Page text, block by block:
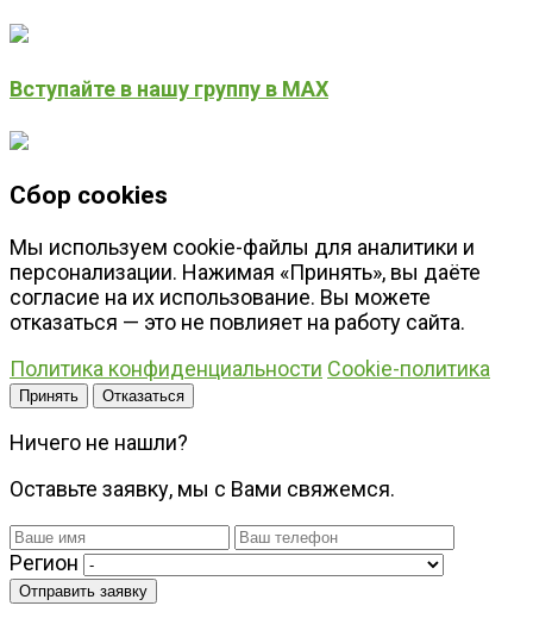
Вступайте в нашу группу в MAX
Сбор cookies
Мы используем cookie-файлы для аналитики и
персонализации. Нажимая «Принять», вы даёте
согласие на их использование. Вы можете
отказаться — это не повлияет на работу сайта.
Политика конфиденциальности Cookie-политика
Принять Отказаться
Ничего не нашли?
Оставьте заявку, мы с Вами свяжемся.
Регион